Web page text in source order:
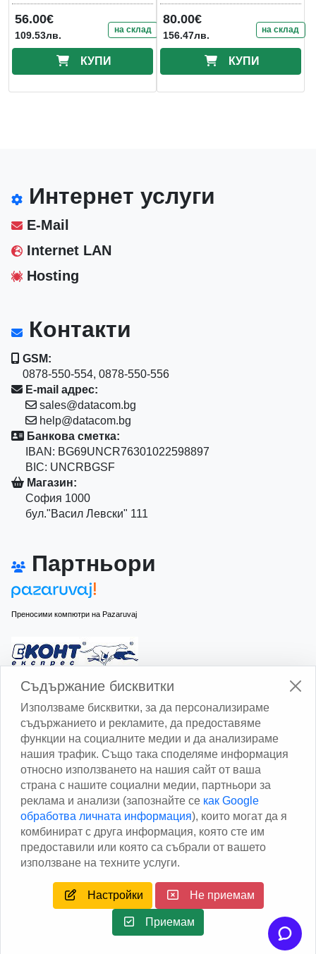
56.00€
109.53лв. на склад
КУПИ
capacity
80.00€
156.47лв. на склад
КУПИ
Интернет услуги
E-Mail
Internet LAN
Hosting
Контакти
GSM:
0878-550-554, 0878-550-556
E-mail адрес:
sales@datacom.bg
help@datacom.bg
Банкова сметка:
IBAN: BG69UNCR76301022598897
BIC: UNCRBGSF
Магазин:
София 1000
бул."Васил Левски" 111
Партньори
Преносими компютри на Pazaruvaj
Изчисли доставката с Еконт
Изчисли доставката със Спиди
Facebook
Съдържание бисквитки
Използваме бисквитки, за да персонализираме
съдържанието и рекламите, да предоставяме
функции на социалните медии и да анализираме
нашия трафик. Също така споделяме информация
относно използването на нашия сайт от ваша
страна с нашите социални медии, партньори за
реклама и анализи (запознайте се как Google
обработва личната информация), които могат да я
комбинират с друга информация, която сте им
предоставили или която са събрали от вашето
използване на техните услуги.
Настройки Не приемам
Приемам
Copyright © 2013 - 2026Дейтаком ООДAuthor
rights reserved.